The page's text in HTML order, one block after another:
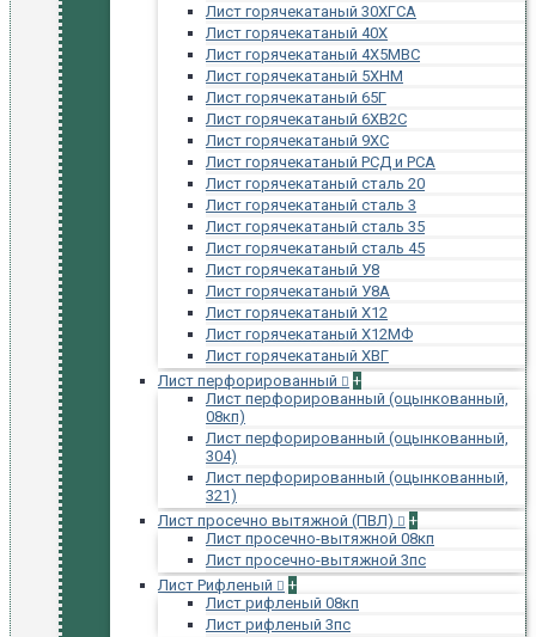
Лист горячекатаный 30ХГСА
Лист горячекатаный 40Х
Лист горячекатаный 4Х5МВС
Лист горячекатаный 5ХНМ
Лист горячекатаный 65Г
Лист горячекатаный 6ХВ2С
Лист горячекатаный 9ХС
Лист горячекатаный РСД и РСА
Лист горячекатаный сталь 20
Лист горячекатаный сталь 3
Лист горячекатаный сталь 35
Лист горячекатаный сталь 45
Лист горячекатаный У8
Лист горячекатаный У8А
Лист горячекатаный Х12
Лист горячекатаный Х12МФ
Лист горячекатаный ХВГ
Лист перфорированный
+
Лист перфорированный (оцынкованный,
08кп)
Лист перфорированный (оцынкованный,
304)
Лист перфорированный (оцынкованный,
321)
Лист просечно вытяжной (ПВЛ)
+
Лист просечно-вытяжной 08кп
Лист просечно-вытяжной 3пс
Лист Рифленый
+
Лист рифленый 08кп
Лист рифленый 3пс